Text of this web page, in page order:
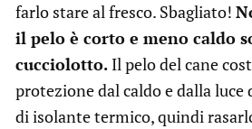
farlo stare al fresco. Sbagliato!
il pelo è corto e meno caldo
cucciolotto. Il pelo del cane
protezione dal caldo e dalla luce
di isolante termico, quindi